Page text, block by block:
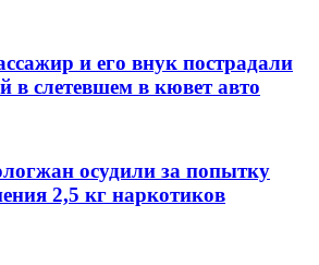
и его внук пострадали
в слетевшем в кювет авто
осудили за попытку
2,5 кг наркотиков